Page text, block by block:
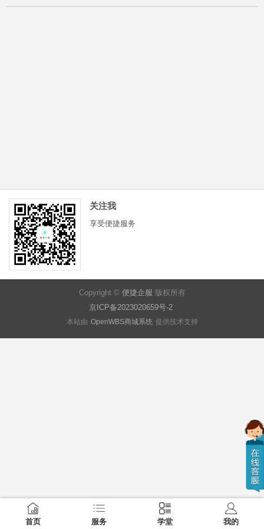
首页 服务 学堂 我的
关注我
享受便捷服务
Copyright © 便捷企服 版权所有
京ICP备2023020659号-2
本站由 OpenWBS商城系统 提供技术支持